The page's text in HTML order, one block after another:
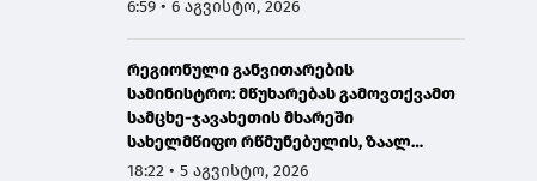
6:59 • 6 აგვისტო, 2026
რეგიონული განვითარების
სამინისტრო: მწუხარებას გამოვთქვამთ
სამცხე-ჯავახეთის მხარეში
სახელმწიფო რწმუნებულის, ზაალ
გელაშვილის გარდაცვალების გამო
18:22 • 5 აგვისტო, 2026